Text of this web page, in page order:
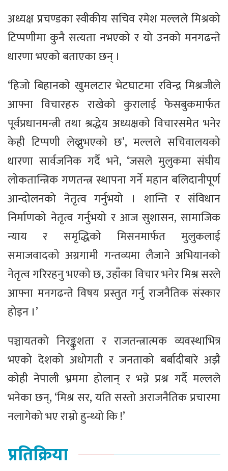
अध्यक्ष प्रचण्डका स्वीकीय सचिव रमेश मल्लले मिश्रको
टिप्पणीमा कुनै सत्यता नभएको र यो उनको मनगढन्ते
धारणा भएको बताएका छन् ।
‘हिजो बिहानको खुमलटार भेटघाटमा रविन्द्र मिश्रजीले
आफ्ना विचारहरु राखेको कुरालाई फेसबुकमार्फत
पूर्वप्रधानमन्त्री तथा श्रद्धेय अध्यक्षको विचारसमेत भनेर
केही टिप्पणी लेख्नुभएको छ’, मल्लले सचिवालयको
धारणा सार्वजनिक गर्दै भने, ‘जसले मुलुकमा संघीय
लोकतान्त्रिक गणतन्त्र स्थापना गर्ने महान बलिदानीपूर्ण
आन्दोलनको नेतृत्व गर्नुभयो । शान्ति र संविधान
निर्माणको नेतृत्व गर्नुभयो र आज सुशासन, सामाजिक
न्याय र समृद्धिको मिसनमार्फत मुलुकलाई
समाजवादको अग्रगामी गन्तव्यमा लैजाने अभियानको
नेतृत्व गरिरहनु भएको छ, उहाँका विचार भनेर मिश्र सरले
आफ्ना मनगढन्ते विषय प्रस्तुत गर्नु राजनैतिक संस्कार
होइन ।’
पञ्चायतको निरङ्कुशता र राजतन्त्रात्मक व्यवस्थाभित्र
भएको देशको अधोगती र जनताको बर्बादीबारे अझै
कोही नेपाली भ्रममा होलान् र भन्ने प्रश्न गर्दै मल्लले
भनेका छन्, ‘मिश्र सर, यति सस्तो अराजनैतिक प्रचारमा
नलागेको भए राम्रो हुन्थ्यो कि !’
प्रतिक्रिया